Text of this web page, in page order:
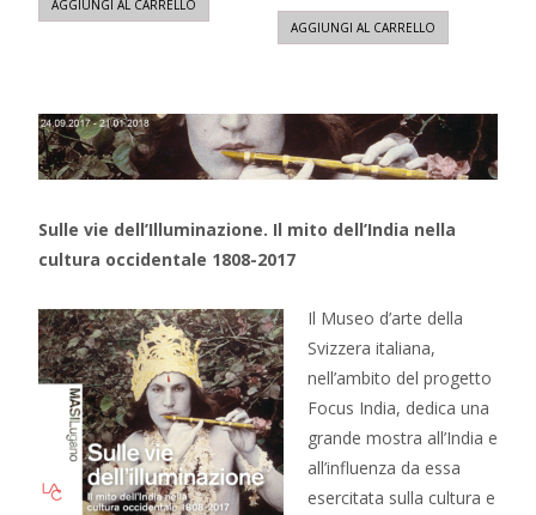
AGGIUNGI AL CARRELLO
AGGIUNGI AL CARRELLO
Sulle vie dell’Illuminazione. Il mito dell’India nella
cultura occidentale 1808-2017
Il Museo d’arte della
Svizzera italiana,
nell’ambito del progetto
Focus India, dedica una
grande mostra all’India e
all’influenza da essa
esercitata sulla cultura e